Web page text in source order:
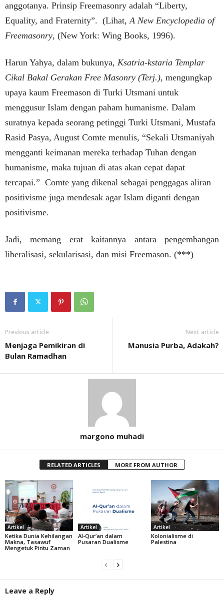
anggotanya. Prinsip Freemasonry adalah “Liberty,
Equality, and Fraternity”. (Lihat,A New Encyclopedia of
Freemasonry, (New York: Wing Books, 1996).
Harun Yahya, dalam bukunya, Ksatria-kstaria Templar
Cikal Bakal Gerakan Free Masonry (Terj.), mengungkap
upaya kaum Freemason di Turki Utsmani untuk
menggusur Islam dengan paham humanisme. Dalam
suratnya kepada seorang petinggi Turki Utsmani, Mustafa
Rasid Pasya, August Comte menulis, “Sekali Utsmaniyah
mengganti keimanan mereka terhadap Tuhan dengan
humanisme, maka tujuan di atas akan cepat dapat
tercapai.” Comte yang dikenal sebagai penggagas aliran
positivisme juga mendesak agar Islam diganti dengan
positivisme.
Jadi, memang erat kaitannya antara pengembangan
liberalisasi, sekularisasi, dan misi Freemason. (***)
Previous article
Menjaga Pemikiran di
Bulan Ramadhan
Next article
Manusia Purba, Adakah?
margono muhadi
RELATED ARTICLES MORE FROM AUTHOR
Artikel
Ketika Dunia Kehilangan
Makna, Tasawuf
Mengetuk Pintu Zaman
Artikel
Al-Qur’an dalam
Pusaran Dualisme
Artikel
Kolonialisme di
Palestina
Leave a Reply